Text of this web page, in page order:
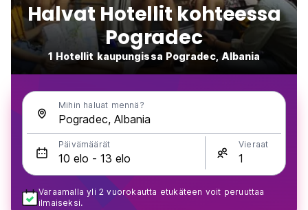
Halvat Hotellit kohteessa
Pogradec
1 Hotellit kaupungissa Pogradec, Albania
Mihin haluat mennä?
Päivämäärät Vieraat
Varaamalla yli 2 vuorokautta etukäteen voit peruuttaa
ilmaiseksi.